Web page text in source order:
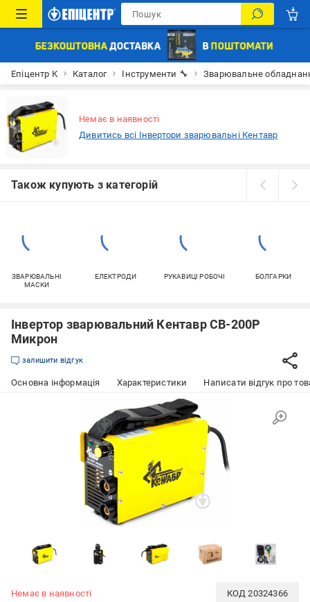
Епіцентр К Каталог Інструменти 🔧 Зварювальне
Немає в наявності
Дивитись всі Інвертори зварювальні Кентавр
Також купують з категорій
ЗВАРЮВАЛЬНІ
МАСКИ
ЕЛЕКТРОДИ РУКАВИЦІ РОБОЧІ БОЛГАРКИ
Інвертор зварювальний Кентавр СВ-200Р
Микрон
залишити відгук
Основна інформація Характеристики Написати відгук про
Немає в наявності КОД20324366